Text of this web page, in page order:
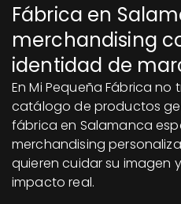
Fábrica en
merchandising
identidad de
En Mi Pequeña Fábrica
catálogo de productos
fábrica en Salamanca
merchandising
quieren cuidar su imagen
impacto real.